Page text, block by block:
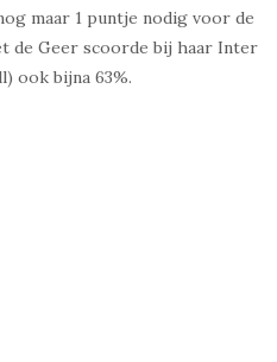
maar 1 puntje nodig voor de
de Geer scoorde bij haar Inter
ook bijna 63%.